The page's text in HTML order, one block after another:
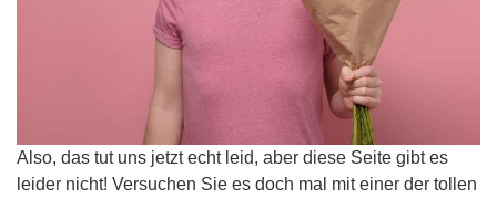
Also, das tut uns jetzt echt leid, aber diese Seite gibt es
leider nicht! Versuchen Sie es doch mal mit einer der tollen